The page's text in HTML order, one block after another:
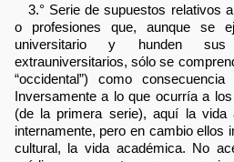
3.° Serie de supuestos relativos
o profesiones que, aunque se
universitario y hunden
extrauniversitarios, sólo se
“occidental”) como
Inversamente a lo que ocurría a
(de la primera serie), aquí la vida
internamente, pero en cambio ellos
cultural, la vida académica. No